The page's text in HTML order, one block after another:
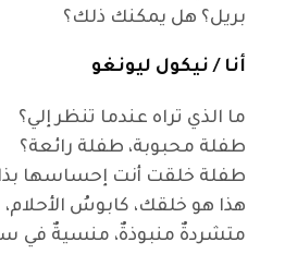
بريل؟ هل يمكنك ذلك؟
أنا / نيكول ليونغو
ما الذي تراه عندما تنظر إلي؟
طفلة محبوبة، طفلة رائعة؟
طفلة خلقت أنت إحساسها
هذا هو خلقك، كابوسُ الأحلام،
متشردةٌ منبوذةٌ، منسيةٌ